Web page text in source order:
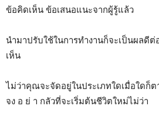
ข้อคิดเห็น ข้อเสนอแนะจากผู้รู้แล้ว
นำมาปรับใช้ในการทำงานก็จะเป็นผลดีต่
เห็น
ไม่ว่าคุณจะจัดอยู่ในประเภทใดเมื่อใดก็
จง อ ย่ า กลัวที่จะเริ่มต้นชีวิตใหม่ไม่ว่า